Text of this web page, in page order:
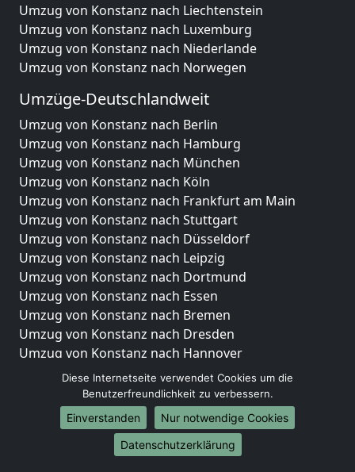
Umzug von Konstanz nach Liechtenstein
Umzug von Konstanz nach Luxemburg
Umzug von Konstanz nach Niederlande
Umzug von Konstanz nach Norwegen
Umzüge-Deutschlandweit
Umzug von Konstanz nach Berlin
Umzug von Konstanz nach Hamburg
Umzug von Konstanz nach München
Umzug von Konstanz nach Köln
Umzug von Konstanz nach Frankfurt am Main
Umzug von Konstanz nach Stuttgart
Umzug von Konstanz nach Düsseldorf
Umzug von Konstanz nach Leipzig
Umzug von Konstanz nach Dortmund
Umzug von Konstanz nach Essen
Umzug von Konstanz nach Bremen
Umzug von Konstanz nach Dresden
Umzug von Konstanz nach Hannover
Umzug von Konstanz nach Nürnberg
Umzug von Konstanz nach Duisburg
Umzug von Konstanz nach Bochum
Umzug von Konstanz nach Wuppertal
Umzug von Konstanz nach Bielefeld
Diese Internetseite verwendet Cookies um die
Benutzerfreundlichkeit zu verbessern.
Einverstanden
Nur notwendige Cookies
Datenschutzerklärung